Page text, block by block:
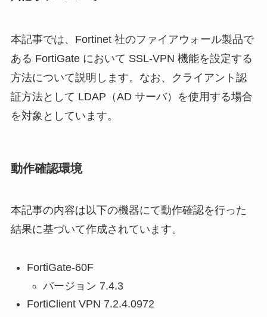
本記事では、Fortinet 社のファイアウォール製品で
ある FortiGate において SSL-VPN 機能を設定する
方法について説明します。なお、クライアント認
証方法として LDAP（AD サーバ）を使用する場合
を対象としています。
動作確認環境
本記事の内容は以下の機器にて動作確認を行った
結果に基づいて作成されています。
FortiGate-60F
バージョン 7.4.3
FortiClient VPN 7.2.4.0972